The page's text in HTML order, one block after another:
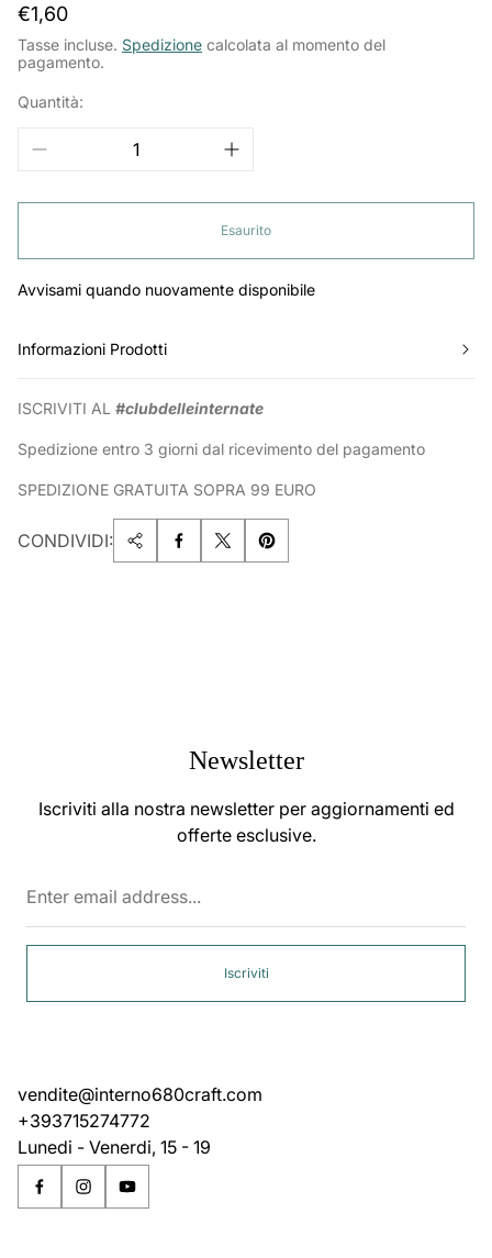
Prezzo
normale
€1,60
Tasse incluse. Spedizione calcolata al momento del
pagamento.
Quantità:
Esaurito
Avvisami quando nuovamente disponibile
Informazioni Prodotti
ISCRIVITI AL #clubdelleinternate
Spedizione entro 3 giorni dal ricevimento del pagamento
SPEDIZIONE GRATUITA SOPRA 99 EURO
CONDIVIDI:
Newsletter
Iscriviti alla nostra newsletter per aggiornamenti ed
offerte esclusive.
Iscriviti
vendite@interno680craft.com
+393715274772
Lunedi - Venerdi, 15 - 19